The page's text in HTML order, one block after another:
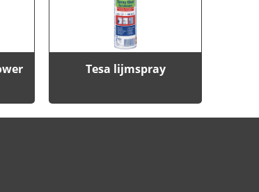
Tesa lijmspray